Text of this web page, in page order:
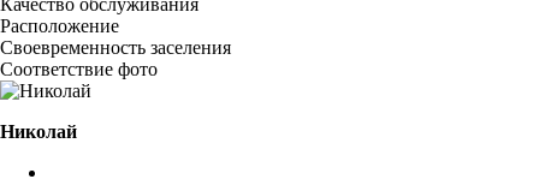
Расположение
Своевременность заселения
Соответствие фото
Николай